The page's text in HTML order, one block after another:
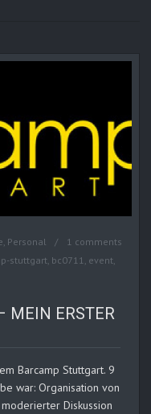
Personal
1 comments
stuttgart bc0711 event
MEIN ERSTER
Barcamp Stuttgart. 9
war: Organisation von
Diskussion